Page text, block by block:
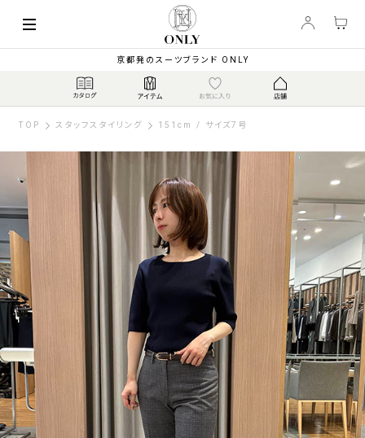
京都発のスーツブランド ONLY
TOP スタッフスタイリング 151cm / サイズ7号